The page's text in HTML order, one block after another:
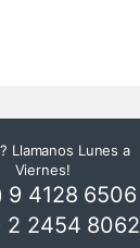
Llamanos Lunes a
Viernes!
9 4128 6506
2 2454 8062